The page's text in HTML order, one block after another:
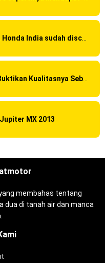
MX 2013
membahas tentang
dua di tanah air dan manca